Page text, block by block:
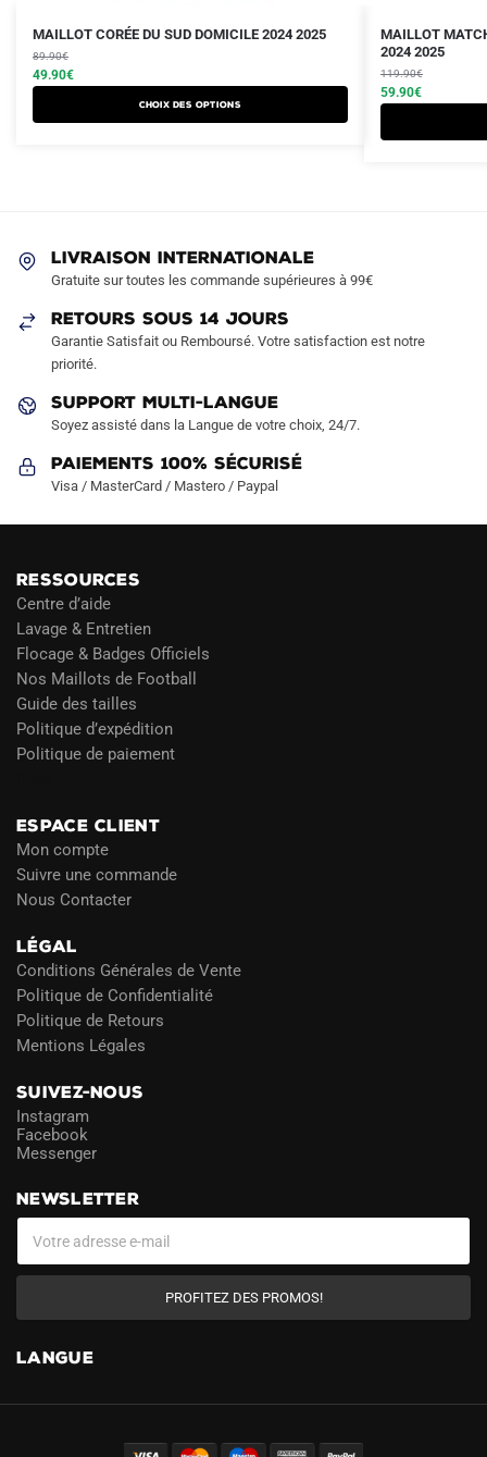
MAILLOT CORÉE DU SUD DOMICILE 2024 2025
89.90€
Le
prix
initial
était :
49.90€
Le
prix
actuel
est :
Choix des options
Ce
produit
a
choisies
la
page
produit
MAILLOT
2024 2025
119.90€
Le
prix
initial
était :
59.90€
Le
prix
actuel
est :
Ce
produit
a
plusieurs
variations.
page
LIVRAISON INTERNATIONALE
Gratuite sur toutes les commande supérieures à 99€
RETOURS SOUS 14 JOURS
Garantie Satisfait ou Remboursé. Votre satisfaction est notre
priorité.
SUPPORT MULTI-LANGUE
Soyez assisté dans la Langue de votre choix, 24/7.
Paiements 100% Sécurisé
Visa / MasterCard / Mastero / Paypal
RESSOURCES
Centre d’aide
Lavage & Entretien
Flocage & Badges Officiels
Nos Maillots de Football
Guide des tailles
Politique d’expédition
Politique de paiement
ESPACE CLIENT
Mon compte
Suivre une commande
Nous Contacter
LÉGAL
Conditions Générales de Vente
Politique de Confidentialité
Politique de Retours
Mentions Légales
SUIVEZ-NOUS
Instagram
Facebook
Messenger
NEWSLETTER
PROFITEZ DES PROMOS!
LANGUE